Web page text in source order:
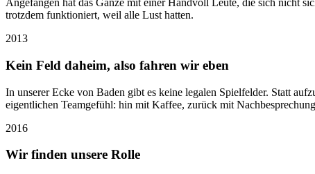
Angefangen hat das Ganze mit einer Handvoll Leute, die sich nicht
trotzdem funktioniert, weil alle Lust hatten.
2013
Kein Feld daheim, also fahren wir eben
In unserer Ecke von Baden gibt es keine legalen Spielfelder. Statt
eigentlichen Teamgefühl: hin mit Kaffee, zurück mit
2016
Wir finden unsere Rolle